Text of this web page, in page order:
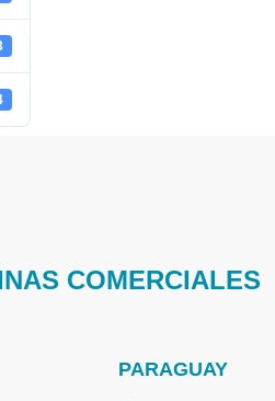
COMERCIALES
PARAGUAY